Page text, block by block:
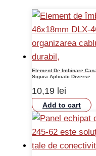
Element De Imbinare
Sigura Aplicatii Diverse
10,19 lei
Add to cart